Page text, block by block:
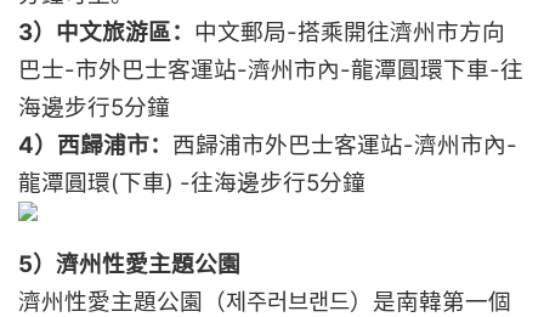
3）中文旅游區： 中文郵局-搭乘開往濟州市方向
巴士-市外巴士客運站-濟州市內-龍潭圓環下車-往
海邊步行5分鐘
4）西歸浦市： 西歸浦市外巴士客運站-濟州市內-
龍潭圓環(下車) -往海邊步行5分鐘
5）濟州性愛主題公園
濟州性愛主題公園（제주러브랜드）是南韓第一個